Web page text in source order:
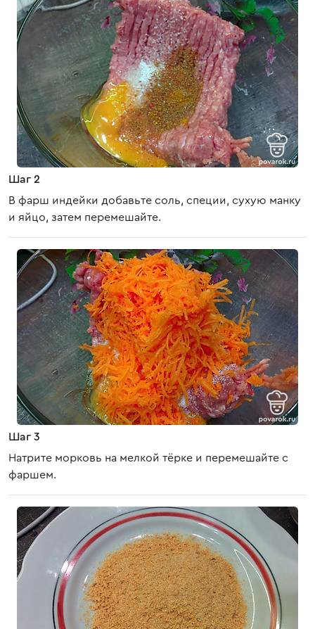
Шаг 2
В фарш индейки добавьте соль, специи, сухую манку
и яйцо, затем перемешайте.
Шаг 3
Натрите морковь на мелкой тёрке и перемешайте с
фаршем.